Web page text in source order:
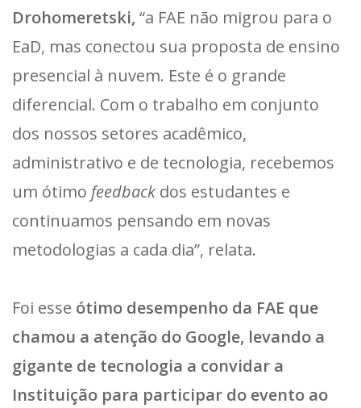
Drohomeretski, “a FAE não migrou para o
EaD, mas conectou sua proposta de ensino
presencial à nuvem. Este é o grande
diferencial. Com o trabalho em conjunto
dos nossos setores acadêmico,
administrativo e de tecnologia, recebemos
um ótimo feedback dos estudantes e
continuamos pensando em novas
metodologias a cada dia”, relata.
Foi esse ótimo desempenho da FAE que
chamou a atenção do Google, levando a
gigante de tecnologia a convidar a
Instituição para participar do evento ao